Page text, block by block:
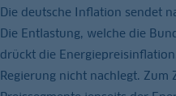
Die deutsche Inflation sendet
Die Entlastung, welche die
drückt die
Regierung nicht nachlegt.